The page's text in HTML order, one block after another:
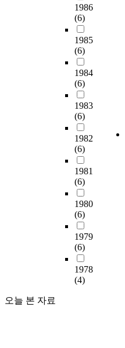
1986
(6)
1985
(6)
1984
(6)
1983
(6)
1982
(6)
1981
(6)
1980
(6)
1979
(6)
1978
(4)
오늘 본 자료